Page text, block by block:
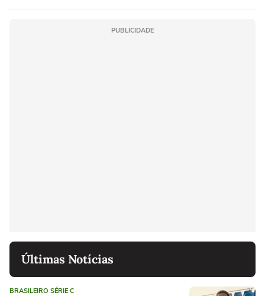
PUBLICIDADE
Últimas Notícias
BRASILEIRO SÉRIE C